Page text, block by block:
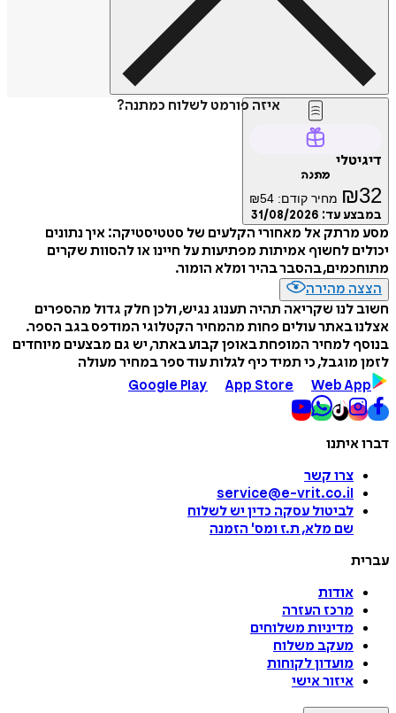
איזה פורמט לשלוח כמתנה?
דיגיטלי
מתנה
₪32 מחיר קודם: ₪54
במבצע עד: 31/08/2026
מסע מרתק אל מאחורי הקלעים של סטטיסטיקה: איך נתונים
יכולים לחשוף אמיתות מפתיעות על חיינו או להסוות שקרים
מתוחכמים, בהסבר בהיר ומלא הומור.
הצצה מהירה
חשוב לנו שקריאה תהיה תענוג נגיש, ולכן חלק גדול מהספרים
אצלנו באתר עולים פחות מהמחיר הקטלוגי המודפס בגב הספר.
בנוסף למחיר המופחת באופן קבוע באתר, יש גם מבצעים מיוחדים
לזמן מוגבל, כי תמיד כיף לגלות עוד ספר במחיר מעולה
Google Play
App Store Web App
דברו איתנו
צרו קשר
service@e-vrit.co.il
לביטול עסקה כדין יש לשלוח
שם מלא, ת.ז ומס' הזמנה
עברית
אודות
מרכז העזרה
מדיניות משלוחים
מעקב משלוח
מועדון לקוחות
איזור אישי